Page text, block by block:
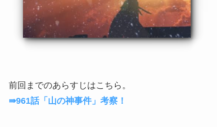
前回までのあらすじはこちら。
⇛961話「山の神事件」考察！